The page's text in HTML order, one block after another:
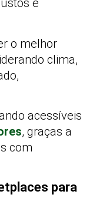
e
o melhor
clima,
acessíveis
, graças a
com
para